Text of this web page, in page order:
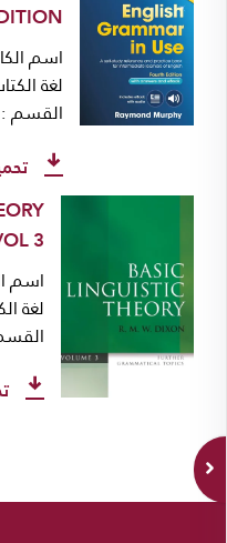
اسم
لغة
القسم
3
اسم
لغة